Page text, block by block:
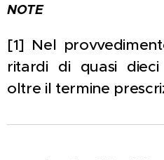
NOTE
[1] Nel
ritardi di quasi
oltre il termine